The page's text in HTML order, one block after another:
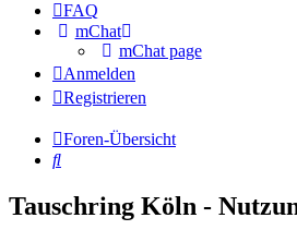
FAQ
mChat
mChat page
Anmelden
Registrieren
Foren-Übersicht
Suche
Tauschring Köln -